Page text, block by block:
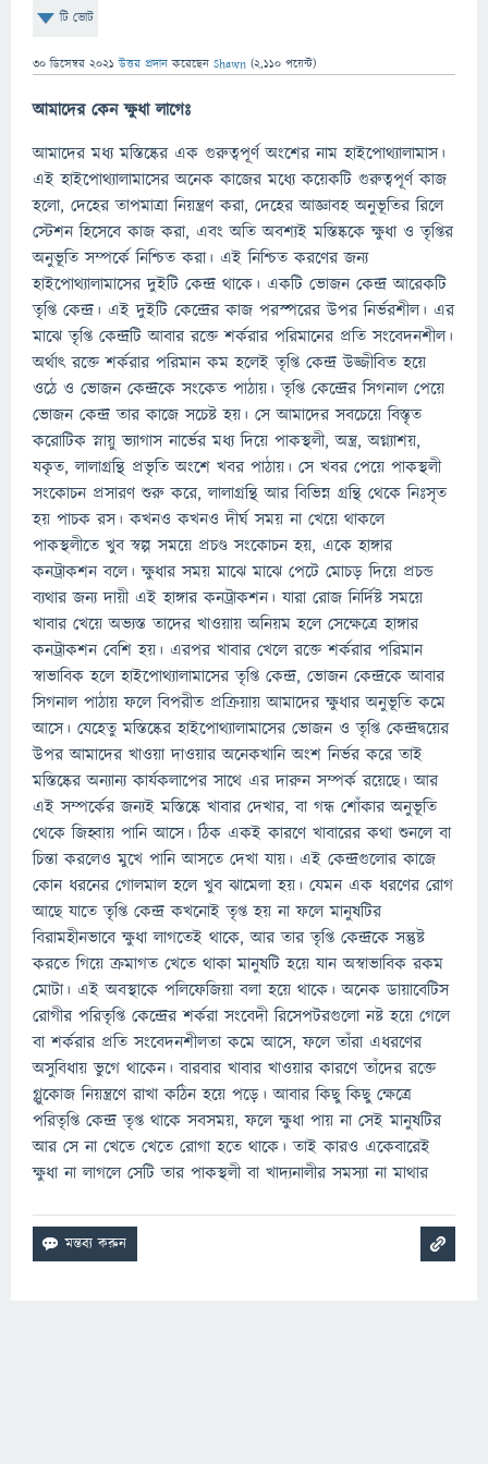
টি ভোট
30 ডিসেম্বর 2021 উত্তর প্রদান করেছেন Shawn (2,110 পয়েন্ট)
আমাদের কেন ক্ষুধা লাগেঃ
আমাদের মধ্য মস্তিষ্কের এক গুরুত্বপূর্ণ অংশের নাম হাইপোথ্যালামাস।
এই হাইপোথ্যালামাসের অনেক কাজের মধ্যে কয়েকটি গুরুত্বপূর্ণ কাজ
হলো, দেহের তাপমাত্রা নিয়ন্ত্রণ করা, দেহের আজ্ঞাবহ অনুভূতির রিলে
স্টেশন হিসেবে কাজ করা, এবং অতি অবশ্যই মস্তিষ্ককে ক্ষুধা ও তৃপ্তির
অনুভূতি সম্পর্কে নিশ্চিত করা। এই নিশ্চিত করণের জন্য
হাইপোথ্যালামাসের দুইটি কেন্দ্র থাকে। একটি ভোজন কেন্দ্র আরেকটি
তৃপ্তি কেন্দ্র। এই দুইটি কেন্দ্রের কাজ পরস্পরের উপর নির্ভরশীল। এর
মাঝে তৃপ্তি কেন্দ্রটি আবার রক্তে শর্করার পরিমানের প্রতি সংবেদনশীল।
অর্থাৎ রক্তে শর্করার পরিমান কম হলেই তৃপ্তি কেন্দ্র উজ্জীবিত হয়ে
ওঠে ও ভোজন কেন্দ্রকে সংকেত পাঠায়। তৃপ্তি কেন্দ্রের সিগনাল পেয়ে
ভোজন কেন্দ্র তার কাজে সচেষ্ট হয়। সে আমাদের সবচেয়ে বিস্তৃত
করোটিক স্নায়ু ভ্যাগাস নার্ভের মধ্য দিয়ে পাকস্থলী, অন্ত্র, অগ্ন্যাশয়,
যকৃত, লালাগ্রন্থি প্রভৃতি অংশে খবর পাঠায়। সে খবর পেয়ে পাকস্থলী
সংকোচন প্রসারণ শুরু করে, লালাগ্রন্থি আর বিভিন্ন গ্রন্থি থেকে নিঃসৃত
হয় পাচক রস। কখনও কখনও দীর্ঘ সময় না খেয়ে থাকলে
পাকস্থলীতে খুব স্বল্প সময়ে প্রচণ্ড সংকোচন হয়, একে হাঙ্গার
কনট্রাকশন বলে। ক্ষুধার সময় মাঝে মাঝে পেটে মোচড় দিয়ে প্রচন্ড
ব্যথার জন্য দায়ী এই হাঙ্গার কনট্রাকশন। যারা রোজ নির্দিষ্ট সময়ে
খাবার খেয়ে অভ্যস্ত তাদের খাওয়ায় অনিয়ম হলে সেক্ষেত্রে হাঙ্গার
কনট্রাকশন বেশি হয়। এরপর খাবার খেলে রক্তে শর্করার পরিমান
স্বাভাবিক হলে হাইপোথ্যালামাসের তৃপ্তি কেন্দ্র, ভোজন কেন্দ্রকে আবার
সিগনাল পাঠায় ফলে বিপরীত প্রক্রিয়ায় আমাদের ক্ষুধার অনুভূতি কমে
আসে। যেহেতু মস্তিষ্কের হাইপোথ্যালামাসের ভোজন ও তৃপ্তি কেন্দ্রদ্বয়ের
উপর আমাদের খাওয়া দাওয়ার অনেকখানি অংশ নির্ভর করে তাই
মস্তিষ্কের অন্যান্য কার্যকলাপের সাথে এর দারুন সম্পর্ক রয়েছে। আর
এই সম্পর্কের জন্যই মস্তিষ্কে খাবার দেখার, বা গন্ধ শোঁকার অনুভূতি
থেকে জিহ্বায় পানি আসে। ঠিক একই কারণে খাবারের কথা শুনলে বা
চিন্তা করলেও মুখে পানি আসতে দেখা যায়। এই কেন্দ্রগুলোর কাজে
কোন ধরনের গোলমাল হলে খুব ঝামেলা হয়। যেমন এক ধরণের রোগ
আছে যাতে তৃপ্তি কেন্দ্র কখনোই তৃপ্ত হয় না ফলে মানুষটির
বিরামহীনভাবে ক্ষুধা লাগতেই থাকে, আর তার তৃপ্তি কেন্দ্রকে সন্তুষ্ট
করতে গিয়ে ক্রমাগত খেতে থাকা মানুষটি হয়ে যান অস্বাভাবিক রকম
মোটা। এই অবস্থাকে পলিফেজিয়া বলা হয়ে থাকে। অনেক ডায়াবেটিস
রোগীর পরিতৃপ্তি কেন্দ্রের শর্করা সংবেদী রিসেপটরগুলো নষ্ট হয়ে গেলে
বা শর্করার প্রতি সংবেদনশীলতা কমে আসে, ফলে তাঁরা এধরণের
অসুবিধায় ভুগে থাকেন। বারবার খাবার খাওয়ার কারণে তাঁদের রক্তে
গ্লুকোজ নিয়ন্ত্রণে রাখা কঠিন হয়ে পড়ে। আবার কিছু কিছু ক্ষেত্রে
পরিতৃপ্তি কেন্দ্র তৃপ্ত থাকে সবসময়, ফলে ক্ষুধা পায় না সেই মানুষটির
আর সে না খেতে খেতে রোগা হতে থাকে। তাই কারও একেবারেই
ক্ষুধা না লাগলে সেটি তার পাকস্থলী বা খাদ্যনালীর সমস্যা না মাথার